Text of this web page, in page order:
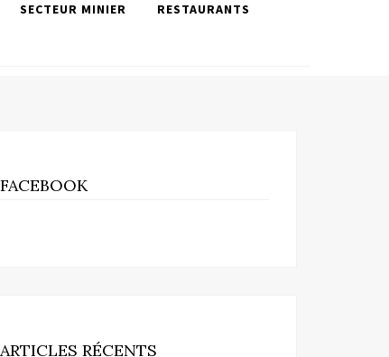
SECTEUR MINIER
RESTAURANTS
FACEBOOK
ARTICLES RÉCENTS